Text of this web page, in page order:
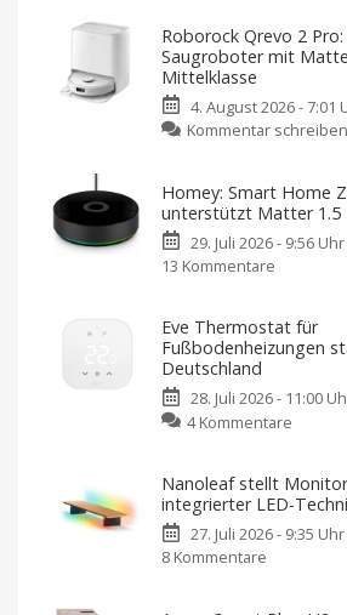
Roborock Qrevo 2
Saugroboter mit
Mittelklasse
4. August 2026 - 7:01
Kommentar schreiben
Homey: Smart Home
unterstützt Matter 1.5
29. Juli 2026 - 9:56 Uhr
13 Kommentare
Home
Zentrale
Matter
1.5
Apple
oder
Google
Eve Thermostat für
Fußbodenheizungen
Deutschland
28. Juli 2026 - 11:00
4 Kommentare
für
startet
Nanoleaf stellt
integrierter LED-
27. Juli 2026 - 9:35 Uhr
8 Kommentare